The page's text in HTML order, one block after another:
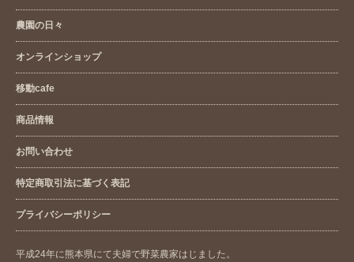
農園の日々
オンラインショップ
移動cafe
商品情報
お問い合わせ
特定商取引法に基づく表記
プライバシーポリシー
平成24年に熊本県にて夫婦で野菜農家はじました。